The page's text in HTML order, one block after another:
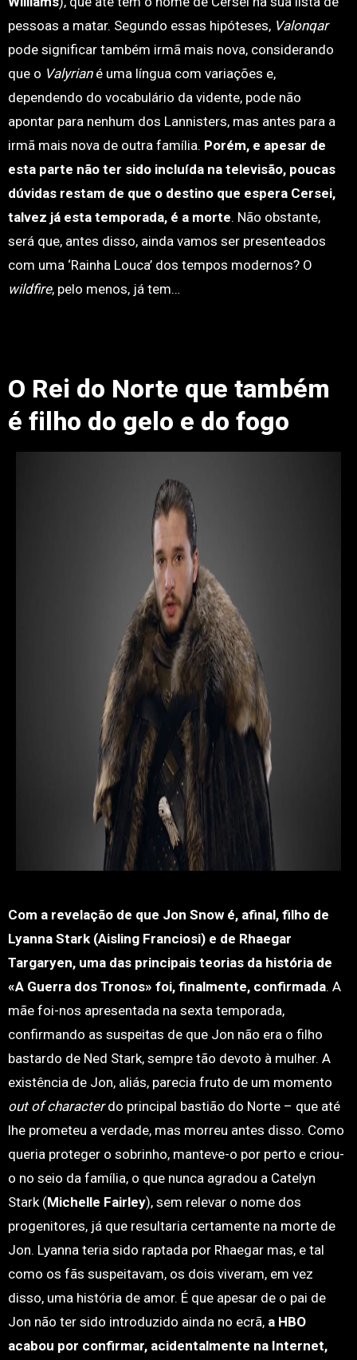
pessoas a matar. Segundo essas hipóteses, Valonqar
pode significar também irmã mais nova, considerando
que o Valyriané uma língua com variações e,
dependendo do vocabulário da vidente, pode não
apontar para nenhum dos Lannisters, mas antes para a
irmã mais nova de outra família. Porém, e apesar de
esta parte não ter sido incluída na televisão, poucas
dúvidas restam de que o destino que espera Cersei,
talvez já esta temporada, é a morte. Não obstante,
será que, antes disso, ainda vamos ser presenteados
com uma ‘Rainha Louca’ dos tempos modernos? O
wildfire, pelo menos, já tem…
O Rei do Norte que também
é filho do gelo e do fogo
Com a revelação de que Jon Snow é, afinal, filho de
Lyanna Stark (Aisling Franciosi) e de Rhaegar
Targaryen, uma das principais teorias da história de
«A Guerra dos Tronos» foi, finalmente, confirmada. A
mãe foi-nos apresentada na sexta temporada,
confirmando as suspeitas de que Jon não era o filho
bastardo de Ned Stark, sempre tão devoto à mulher. A
existência de Jon, aliás, parecia fruto de um momento
out of characterdo principal bastião do Norte – que até
lhe prometeu a verdade, mas morreu antes disso. Como
queria proteger o sobrinho, manteve-o por perto e criou-
o no seio da família, o que nunca agradou a Catelyn
Stark (Michelle Fairley), sem relevar o nome dos
progenitores, já que resultaria certamente na morte de
Jon. Lyanna teria sido raptada por Rhaegar mas, e tal
como os fãs suspeitavam, os dois viveram, em vez
disso, uma história de amor. É que apesar de o pai de
Jon não ter sido introduzido ainda no ecrã, a HBO
acabou por confirmar, acidentalmente na Internet,